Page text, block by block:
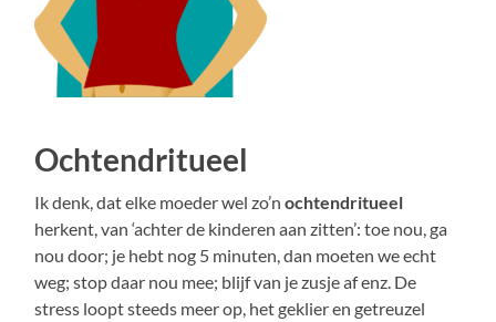
Ochtendritueel
Ik denk, dat elke moeder wel zo’nochtendritueel
herkent, van ‘achter de kinderen aan zitten’: toe nou, ga
nou door; je hebt nog 5 minuten, dan moeten we echt
weg; stop daar nou mee; blijf van je zusje af enz. De
stress loopt steeds meer op, het geklier en getreuzel